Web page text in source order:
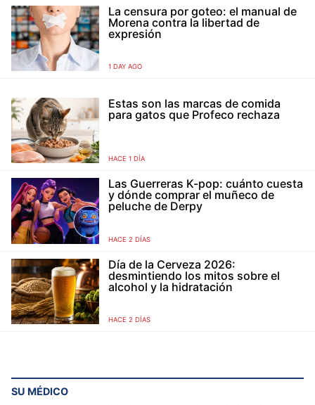
La censura por goteo: el manual de
Morena contra la libertad de
expresión
1 DAY AGO
Estas son las marcas de comida
para gatos que Profeco rechaza
HACE 1 DÍA
Las Guerreras K-pop: cuánto cuesta
y dónde comprar el muñeco de
peluche de Derpy
HACE 2 DÍAS
Día de la Cerveza 2026:
desmintiendo los mitos sobre el
alcohol y la hidratación
HACE 2 DÍAS
SU MÉDICO